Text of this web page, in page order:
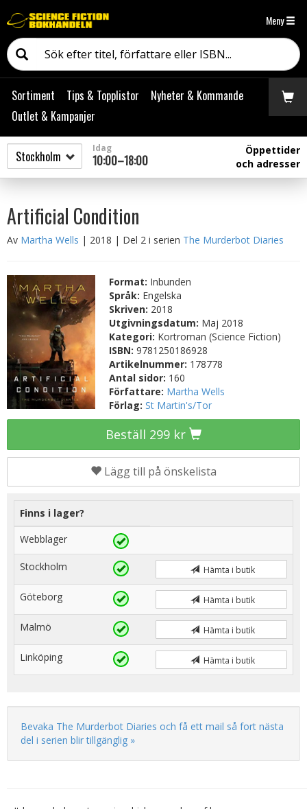
Meny
Sortiment Tips & Topplistor
Nyheter & Kommande
Outlet & Kampanjer
Idag
10:00–18:00
Öppettider
och adresser
Artificial Condition
Av Martha Wells | 2018 | Del 2 i serien The Murderbot Diaries
Format: Inbunden
Språk: Engelska
Skriven: 2018
Utgivningsdatum: Maj 2018
Kategori: Kortroman (Science Fiction)
ISBN:9781250186928
Artikelnummer: 178778
Antal sidor: 160
Författare: Martha Wells
Förlag:St Martin's/Tor
Beställ 299 kr
Lägg till på önskelista
Finns i lager?
Webblager
Stockholm Hämta i butik
Göteborg Hämta i butik
Malmö Hämta i butik
Linköping Hämta i butik
Bevaka The Murderbot Diaries och få ett mail så fort nästa
del i serien blir tillgänglig »